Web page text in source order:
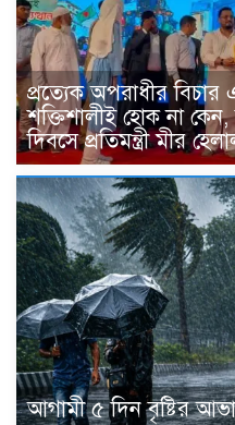
প্রত্যেক অপরাধীর
শক্তিশালীই হোক না কেন,
দিবসে প্রতিমন্ত্রী মীর
আগামী ৫ দিন বৃষ্টির